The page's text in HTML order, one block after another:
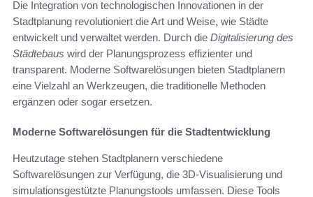
Die Integration von technologischen Innovationen in der
Stadtplanung revolutioniert die Art und Weise, wie Städte
entwickelt und verwaltet werden. Durch die Digitalisierung des
Städtebaus wird der Planungsprozess effizienter und
transparent. Moderne Softwarelösungen bieten Stadtplanern
eine Vielzahl an Werkzeugen, die traditionelle Methoden
ergänzen oder sogar ersetzen.
Moderne Softwarelösungen für die Stadtentwicklung
Heutzutage stehen Stadtplanern verschiedene
Softwarelösungen zur Verfügung, die 3D-Visualisierung und
simulationsgestützte Planungstools umfassen. Diese Tools